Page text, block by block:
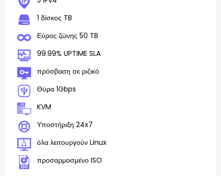
1 δίσκος TB
Εύρος ζώνης 50 TB
99.99% UPTIME SLA
πρόσβαση σε ριζικό
Θύρα 1Gbps
KVM
Υποστήριξη 24x7
όλα λειτουργούν Linux
προσαρμοσμένο ISO